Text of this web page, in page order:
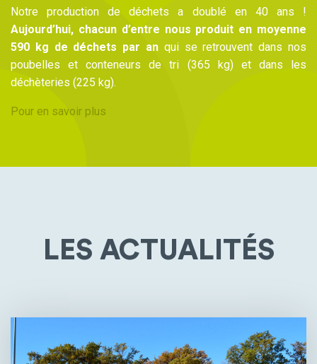
Notre production de déchets a doublé en 40 ans !
Aujourd’hui, chacun d’entre nous produit en moyenne
590 kg de déchets par an qui se retrouvent dans nos
poubelles et conteneurs de tri (365 kg) et dans les
déchèteries (225 kg).
Pour en savoir plus
LES ACTUALITÉS